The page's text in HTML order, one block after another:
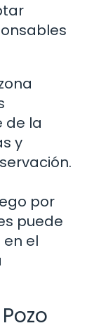
de la
y
por
puede
el